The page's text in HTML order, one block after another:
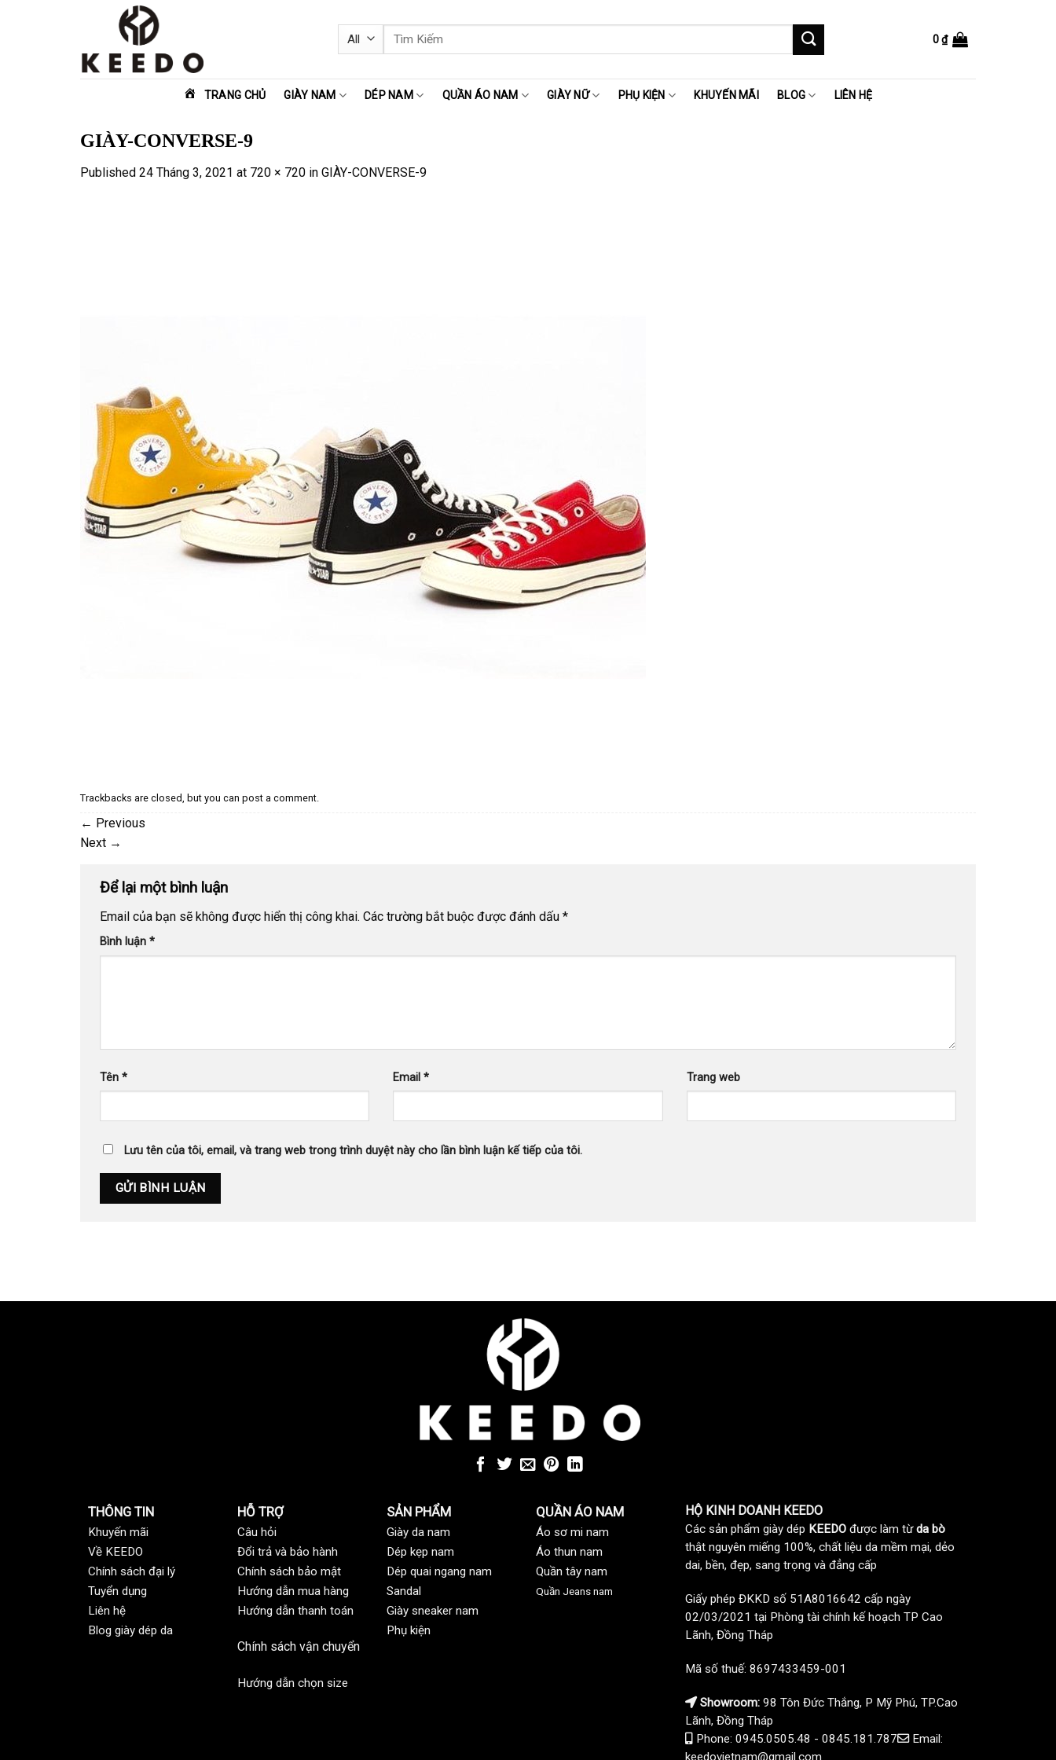
Tìm
kiếm:
0₫
TRANG CHỦ GIÀY NAM DÉP NAM QUẦN ÁO NAM GIÀY NỮ PHỤ KIỆN KHUYẾN MÃI BLOG LIÊN HỆ
GIÀY-CONVERSE-9
Published 24 Tháng 3, 2021 at 720 × 720 in GIÀY-CONVERSE-9
Trackbacks are closed, but you can post a comment.
← Previous
Next →
Để lại một bình luận
Email của bạn sẽ không được hiển thị công khai. Các trường bắt buộc được đánh dấu *
Bình luận *
Tên * Email* Trang web
Lưu tên của tôi, email, và trang web trong trình duyệt này cho lần bình luận kế tiếp của tôi.
THÔNG TIN
Khuyến mãi
Về KEEDO
Chính sách đại lý
Tuyển dụng
Liên hệ
Blog giày dép da
HỖ TRỢ
Câu hỏi
Đổi trả và bảo hành
Chính sách bảo mật
Hướng dẫn mua hàng
Hướng dẫn thanh toán
Chính sách vận chuyển
Hướng dẫn chọn size
SẢN PHẨM
Giày da nam
Dép kẹp nam
Dép quai ngang nam
Sandal
Giày sneaker nam
Phụ kiện
QUẦN ÁO NAM
Áo sơ mi nam
Áo thun nam
Quần tây nam
Quần Jeans nam
HỘ KINH DOANH KEEDO
Các sản phẩm giày dép KEEDO được làm từda bò
thật nguyên miếng 100%, chất liệu da mềm mại, dẻo
dai, bền, đẹp, sang trọng và đẳng cấp
Giấy phép ĐKKD số 51A8016642 cấp ngày
02/03/2021 tại Phòng tài chính kế hoạch TP Cao
Lãnh, Đồng Tháp
Mã số thuế: 8697433459-001
Showroom: 98 Tôn Đức Thắng, P Mỹ Phú, TP.Cao
Lãnh, Đồng Tháp
Phone: 0945.0505.48 - 0845.181.787
Email:
keedovietnam@gmail.com